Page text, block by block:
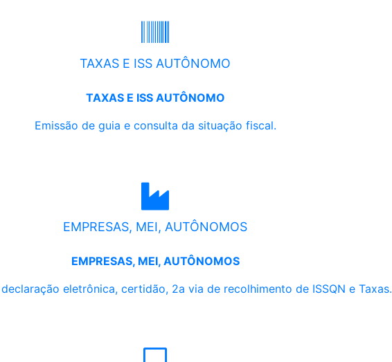
TAXAS E ISS AUTÔNOMO
TAXAS E ISS AUTÔNOMO
Emissão de guia e consulta da situação fiscal.
EMPRESAS, MEI, AUTÔNOMOS
EMPRESAS, MEI, AUTÔNOMOS
eletrônica, certidão, 2a via de recolhimento de ISSQN e Taxas.